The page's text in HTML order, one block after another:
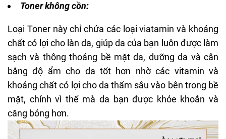
Toner không cồn:
Loại Toner này chỉ chứa các loại viatamin và khoáng
chất có lợi cho làn da, giúp da của bạn luôn được làm
sạch và thông thoáng bề mặt da, dưỡng da và cân
bằng độ ẩm cho da tốt hơn nhờ các vitamin và
khoáng chất có lợi cho da thấm sâu vào bên trong bề
mặt, chính vì thế mà da bạn được khỏe khoắn và
căng bóng hơn.